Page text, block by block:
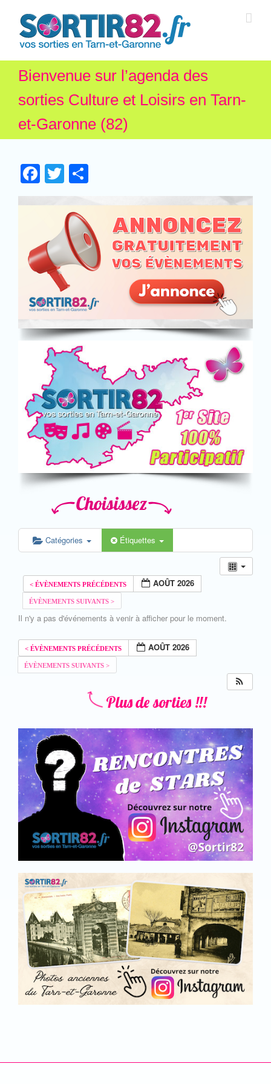
Bienvenue sur l’agenda des
sorties Culture et Loisirs en Tarn-
et-Garonne (82)
Facebook
Twitter
Catégories Étiquettes
AOÛT 2026
Il n'y a pas d'événements à venir à afficher pour le moment.
AOÛT 2026